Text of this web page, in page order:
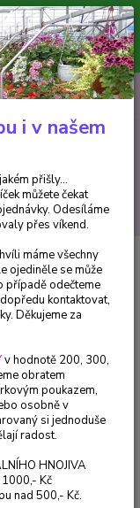
je 300 Kč.
balíček můžete čekat
Objednávky
Hledat
0ks
za0 Kč
3111
i v našem
přišly...
můžete čekat
Odesíláme
přes víkend.
máme všechny
ojediněle se může
případě odečteme
kontaktovat,
Děkujeme za
v hodnotě 200, 300,
obratem
poukazem,
osobně v
si jednoduše
radost.
HNOJIVA
Kč
nad 500,- Kč.